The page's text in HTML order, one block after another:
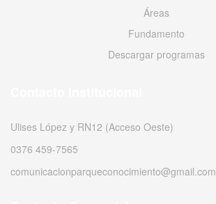
Áreas
Fundamento
Descargar programas
Ulises López y RN12 (Acceso Oeste)
0376 459-7565
comunicacionparqueconocimiento@gmail.com